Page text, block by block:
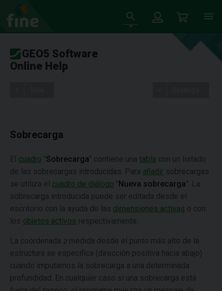
GEO5 Software
Online Help
Sobrecarga
El cuadro "Sobrecarga" contiene una tabla con un listado
de las sobrecargas introducidas. Para añadir sobrecargas
se utiliza el cuadro de diálogo "Nueva sobrecarga". La
sobrecarga introducida puede ser editada desde el
escritorio con la ayuda de las dimensiones activas o con
los objetos activos respectivamente.
La coordenada zmedida desde el punto más alto de la
estructura se especifica (dirección positiva hacia abajo)
cuando imputamos la sobrecarga a una determinada
profundidad. En cualquier caso si una sobrecarga está